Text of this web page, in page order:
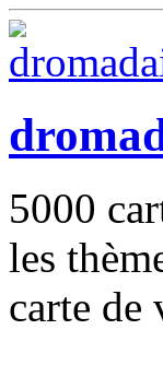
5000
les
carte de